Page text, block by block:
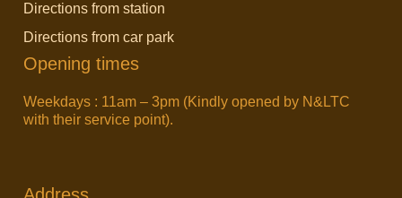
Directions from station
Directions from car park
Opening times
Weekdays : 11am – 3pm (Kindly opened by N&LTC
with their service point).